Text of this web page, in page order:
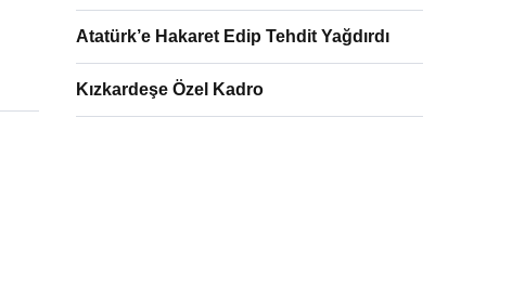
Atatürk’e Hakaret Edip Tehdit Yağdırdı
Kızkardeşe Özel Kadro